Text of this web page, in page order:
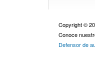
Copyright ©
Conoce
Defensor de